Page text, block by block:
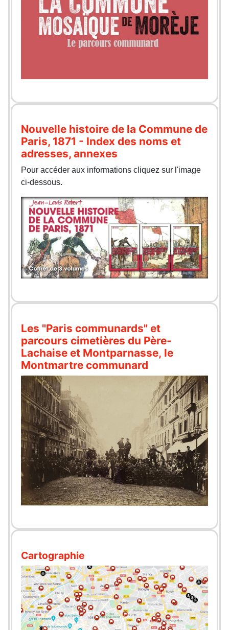
Nouvelle histoire de la Commune de
Paris, 1871 - Index des noms et
adresses, annexes
Pour accéder aux informations cliquez sur l'image
ci-dessous.
Les "Paris communards" et
parcours cimetières du Père-
Lachaise et Montparnasse, le
Montmartre communard
Cartographie